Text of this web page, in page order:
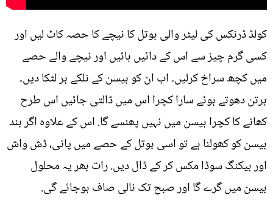
کولڈ ڈرنکس کی لیٹر والی بوتل کا نیچے کا حصہ کاٹ لیں اور
کسی گرم چیز سے اس کے دائیں بائیں اور نیچے والے حصے
میں کچھ سراخ کرلیں۔ اب ان کو بیسن کے نلکے ہر لٹکا دیں۔
برتن دھوتے ہوئے سارا کچرا اس میں ڈالتی جائیں اس طرح
کھانے کا کچرا بیسن میں نہیں پھنسے گا. اس کے علاوہ اگر بند
بیسن کو کھولنا ہے تو اسی بوتل کے حصے میں پانی، ڈش واش
اور بیکنگ سوڈا مکس کر کے ڈال دیں. رات بھر یہ محلول
بیسن میں گرے گا اور صبح تک نالی صاف ہوجائے گی.